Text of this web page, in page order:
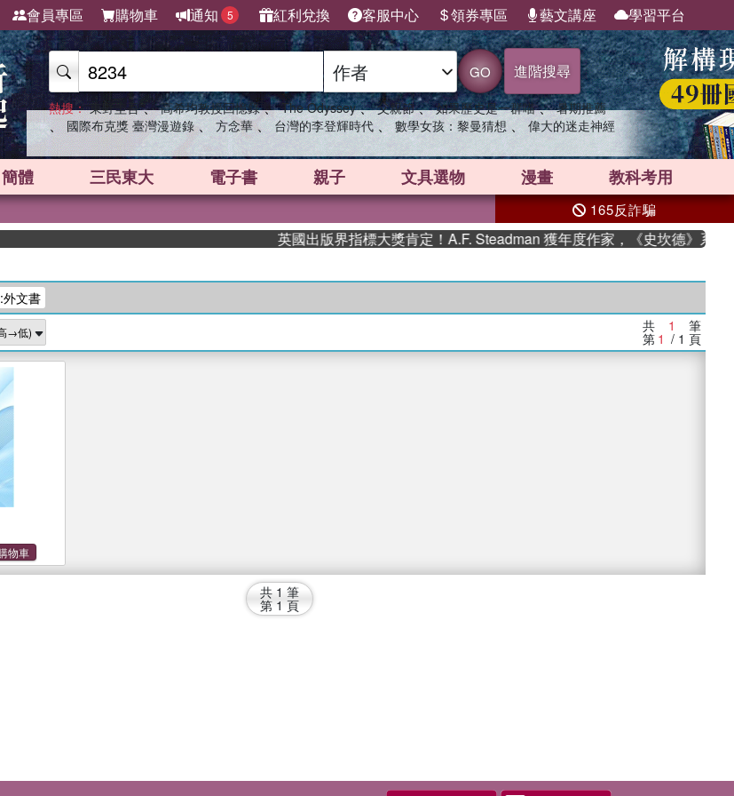
會員專區 購物車 通知 5 紅利兌換 客服中心 領券專區 藝文講座 學習平台
GO 進階搜尋
熱搜： 東野圭吾 、 高希均教授回憶錄 、 The Odyssey 、 父親節 、 如果歷史是一群喵 、 暑期推薦
、 國際布克獎 臺灣漫遊錄 、 方念華 、 台灣的李登輝時代 、 數學女孩：黎曼猜想 、 偉大的迷走神經
簡體 三民東大 電子書 親子 文具選物 漫畫 教科考用
165反詐騙
英國出版界指標大獎肯定！A.F. Steadman 獲年度作家，《史坎德》系列帶
文書
共 1 筆
第 1 / 1 頁
共 1 筆
第 1 頁